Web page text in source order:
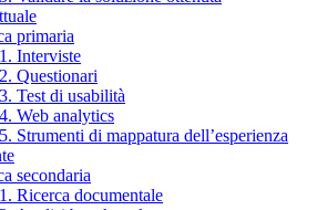
primaria
Interviste
Questionari
Test di usabilità
Web analytics
Strumenti di mappatura dell’esperienza
secondaria
Ricerca documentale